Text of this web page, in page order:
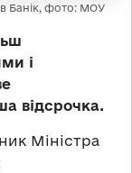
Банік, фото: МОУ
і
відсрочка.
Міністра